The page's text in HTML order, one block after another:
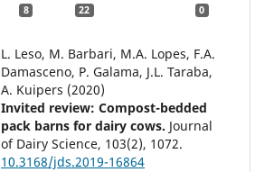
8 22 0
L. Leso, M. Barbari, M.A. Lopes, F.A.
Damasceno, P. Galama, J.L. Taraba,
A. Kuipers (2020)
Invited review: Compost-bedded
pack barns for dairy cows. Journal
of Dairy Science, 103(2), 1072.
10.3168/jds.2019-16864